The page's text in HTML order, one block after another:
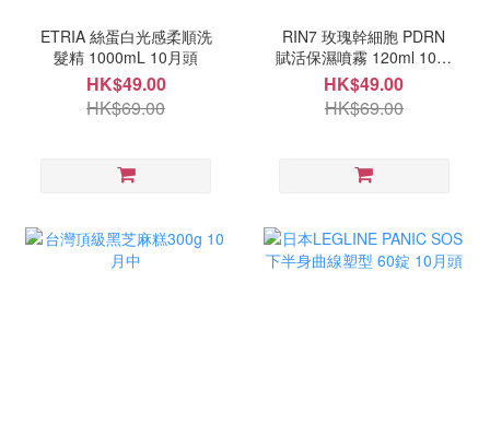
ETRIA 絲蛋白光感柔順洗
髮精 1000mL 10月頭
HK$49.00
HK$69.00
RIN7 玫瑰幹細胞 PDRN
賦活保濕噴霧 120ml 10月
中
HK$49.00
HK$69.00